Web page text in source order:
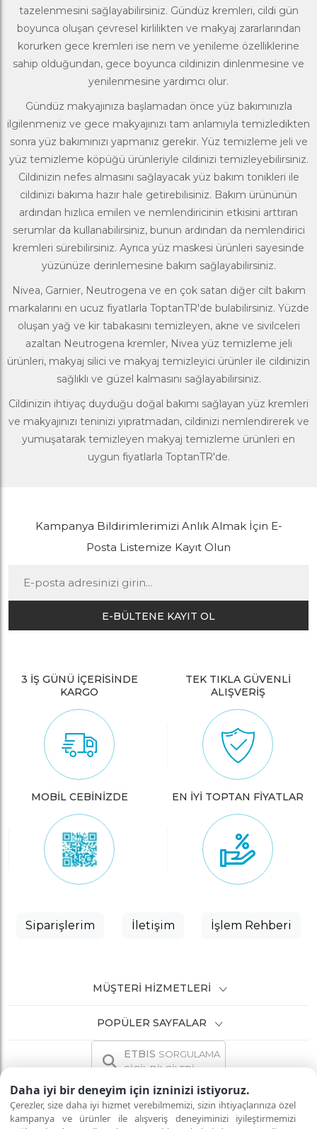
Daha iyi bir deneyim için izninizi istiyoruz.
Çerezler, size daha iyi hizmet verebilmemizi, sizin ihtiyaçlarınıza özel
kampanya ve ürünler ile alışveriş deneyiminizi iyileştirmemizi
tazelenmesini sağlayabilirsiniz. Gündüz kremleri, cildi gün
boyunca oluşan çevresel kirlilikten ve makyaj zararlarından
korurken gece kremleri ise nem ve yenileme özelliklerine
sahip olduğundan, gece boyunca cildinizin dinlenmesine ve
yenilenmesine yardımcı olur.
Gündüz makyajınıza başlamadan önce yüz bakımınızla
ilgilenmeniz ve gece makyajınızı tam anlamıyla temizledikten
sonra yüz bakımınızı yapmanız gerekir. Yüz temizleme jeli ve
yüz temizleme köpüğü ürünleriyle cildinizi temizleyebilirsiniz.
Cildinizin nefes almasını sağlayacak yüz bakım tonikleri ile
cildinizi bakıma hazır hale getirebilisiniz. Bakım ürününün
ardından hızlıca emilen ve nemlendiricinin etkisini arttıran
serumlar da kullanabilirsiniz, bunun ardından da nemlendirici
kremleri sürebilirsiniz. Ayrıca yüz maskesi ürünleri sayesinde
yüzünüze derinlemesine bakım sağlayabilirsiniz.
Nivea, Garnier, Neutrogena ve en çok satan diğer cilt bakım
markalarını en ucuz fiyatlarla ToptanTR'de bulabilirsiniz. Yüzde
oluşan yağ ve kir tabakasını temizleyen, akne ve sivilceleri
azaltan Neutrogena kremler, Nivea yüz temizleme jeli
ürünleri, makyaj silici ve makyaj temizleyici ürünler ile cildinizin
sağlıklı ve güzel kalmasını sağlayabilirsiniz.
Cildinizin ihtiyaç duyduğu doğal bakımı sağlayan yüz kremleri
ve makyajınızı teninizi yıpratmadan, cildinizi nemlendirerek ve
yumuşatarak temizleyen makyaj temizleme ürünleri en
uygun fiyatlarla ToptanTR'de.
Kampanya Bildirimlerimizi Anlık Almak İçin E-
Posta Listemize Kayıt Olun
E-BÜLTENE KAYIT OL
3 İŞ GÜNÜ İÇERİSİNDE
KARGO
TEK TIKLA GÜVENLİ
ALIŞVERİŞ
MOBİL CEBİNİZDE EN İYİ TOPTAN FİYATLAR
Siparişlerim İletişim İşlem Rehberi
MÜŞTERI HIZMETLERI
POPÜLER SAYFALAR
ETBIS SORGULAMA
SİCİL BİLGİLERİ